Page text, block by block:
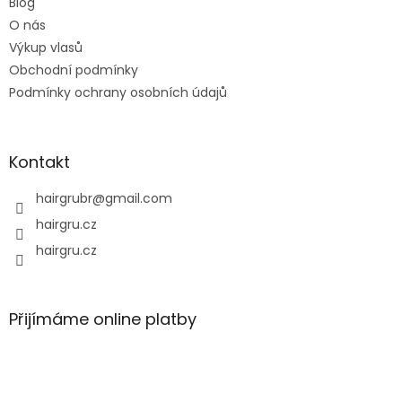
O nás
Výkup vlasů
Obchodní podmínky
Podmínky ochrany osobních údajů
Kontakt
hairgrubr@gmail.com
hairgru.cz
hairgru.cz
Přijímáme online platby